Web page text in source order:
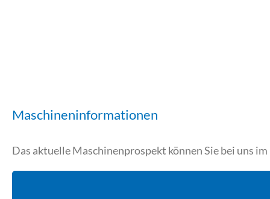
Maschineninformationen
Das aktuelle Maschinenprospekt können Sie bei uns